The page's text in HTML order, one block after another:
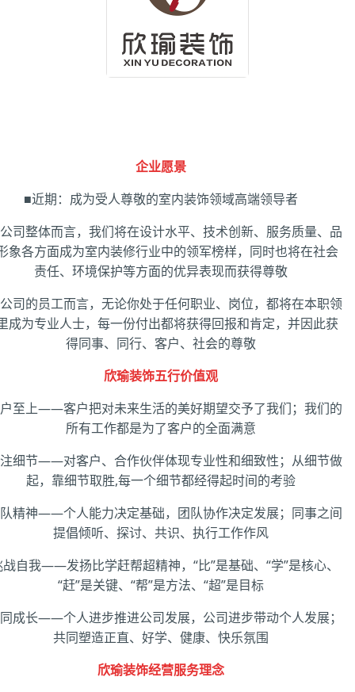
企业愿景
■近期：成为受人尊敬的室内装饰领域高端领导者
司整体而言，我们将在设计水平、技术创新、服务质量、品
象各方面成为室内装修行业中的领军榜样，同时也将在社会
责任、环境保护等方面的优异表现而获得尊敬
司的员工而言，无论你处于任何职业、岗位，都将在本职领
成为专业人士，每一份付出都将获得回报和肯定，并因此获
得同事、同行、客户、社会的尊敬
欣瑜装饰五行价值观
至上——客户把对未来生活的美好期望交予了我们；我们的
所有工作都是为了客户的全面满意
细节——对客户、合作伙伴体现专业性和细致性；从细节做
起，靠细节取胜,每一个细节都经得起时间的考验
精神——个人能力决定基础，团队协作决定发展；同事之间
提倡倾听、探讨、共识、执行工作作风
自我——发扬比学赶帮超精神，“比”是基础、“学”是核心、
“赶”是关键、“帮”是方法、“超”是目标
成长——个人进步推进公司发展，公司进步带动个人发展；
共同塑造正直、好学、健康、快乐氛围
欣瑜装饰经营服务理念